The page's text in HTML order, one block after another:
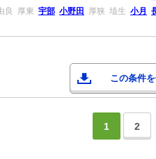
良 厚東 宇部 小野田 厚狭 埴生 小月
この条件
1 2